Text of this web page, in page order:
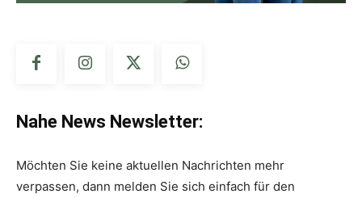
Nahe News Newsletter:
Möchten Sie keine aktuellen Nachrichten mehr
verpassen, dann melden Sie sich einfach für den